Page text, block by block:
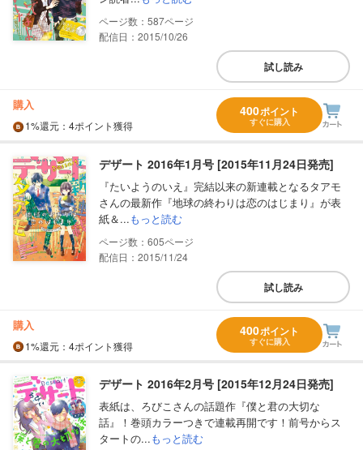
587
配信日：2015/10/26
試し読み
購入
1%還元 ：4ポイント獲得
400ポイント
すぐに購入
デザート 2016年1月号 [2015年11月24日発売]
『たいようのいえ』完結以来の新連載となるタアモ
さんの最新作『地球の終わりは恋のはじまり』が表
紙＆...もっと読む
605
配信日：2015/11/24
試し読み
購入
1%還元 ：4ポイント獲得
400ポイント
すぐに購入
デザート 2016年2月号 [2015年12月24日発売]
表紙は、ろびこさんの話題作『僕と君の大切な
話』！巻頭カラーつきで連載再開です！前号からス
タートの...もっと読む